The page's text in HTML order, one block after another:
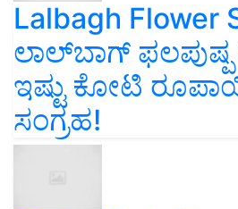
Lalbagh Flower
ಲಾಲ್‌ಬಾಗ್ ಫಲಪುಷ್ಪ
ಇಷ್ಟು ಕೋಟಿ
ಸಂಗ್ರಹ!